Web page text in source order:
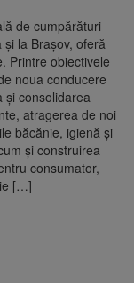
de cumpărături
la Brașov, oferă
Printre obiectivele
noua conducere
şi consolidarea
atragerea de noi
băcănie, igienă şi
şi construirea
consumator,
[…]